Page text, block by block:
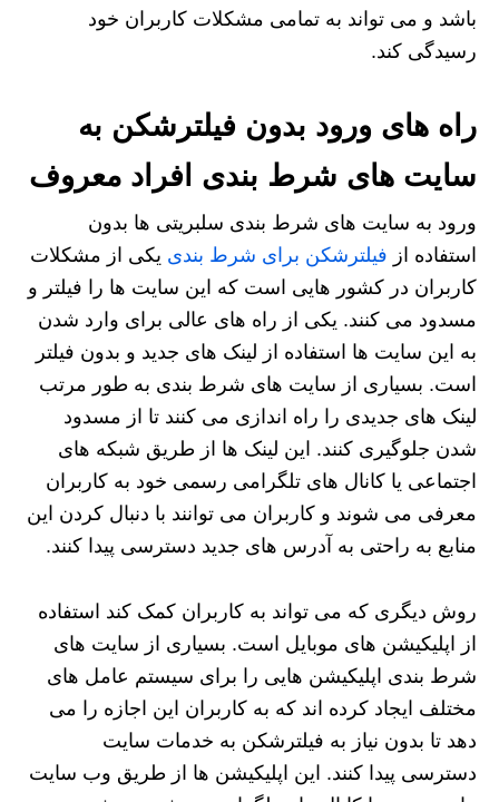
باشد و می تواند به تمامی مشکلات کاربران خود
رسیدگی کند.
راه های ورود بدون فیلترشکن به
سایت های شرط بندی افراد معروف
ورود به سایت های شرط بندی سلبریتی ها بدون
استفاده از فیلترشکن برای شرط بندی یکی از مشکلات
کاربران در کشور هایی است که این سایت‌ ها را فیلتر و
مسدود می کنند. یکی از راه‌ های عالی برای وارد شدن
به این سایت‌ ها استفاده از لینک های جدید و بدون فیلتر
است. بسیاری از سایت‌ های شرط‌ بندی به طور مرتب
لینک های جدیدی را راه‌ اندازی می‌ کنند تا از مسدود
شدن جلوگیری کنند. این لینک ها از طریق شبکه‌ های
اجتماعی یا کانال‌ های تلگرامی رسمی خود به کاربران
معرفی می‌ شوند و کاربران می‌ توانند با دنبال کردن این
منابع به راحتی به آدرس‌ های جدید دسترسی پیدا کنند.
روش دیگری که می‌ تواند به کاربران کمک کند استفاده
از اپلیکیشن‌ های موبایل است. بسیاری از سایت‌ های
شرط‌ بندی اپلیکیشن‌ هایی را برای سیستم‌ عامل‌ های
مختلف ایجاد کرده اند که به کاربران این اجازه را می‌
دهد تا بدون نیاز به فیلترشکن به خدمات سایت
دسترسی پیدا کنند. این اپلیکیشن‌ ها از طریق وب‌ سایت‌